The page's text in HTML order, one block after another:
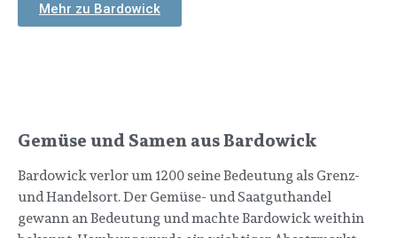
Mehr zu Bardowick
Gemüse und Samen aus Bardowick
Bardowick verlor um 1200 seine Bedeutung als Grenz-
und Handelsort. Der Gemüse- und Saatguthandel
gewann an Bedeutung und machte Bardowick weithin